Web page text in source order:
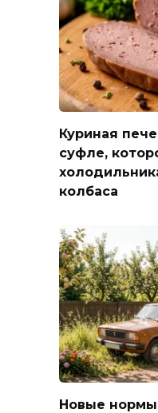
Куриная
суфле,
колбаса
Новые нормы